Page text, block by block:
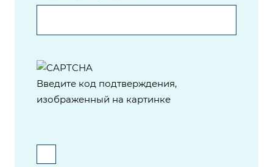
Введите код подтверждения,
изображенный на картинке